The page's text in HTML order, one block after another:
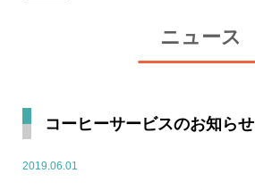
ニュース
コーヒーサービスのお知らせ
2019.06.01